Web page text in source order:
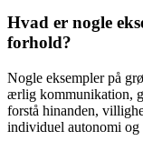
Hvad er nogle
forhold?
Nogle eksempler på
ærlig kommunikation,
forstå hinanden,
individuel autonomi